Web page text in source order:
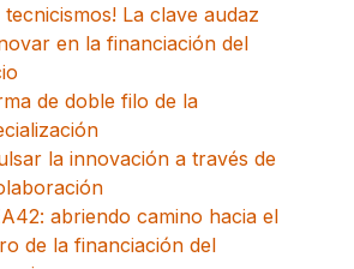
tecnicismos! La clave audaz
en la financiación del
de doble filo de la
la innovación a través de
abriendo camino hacia el
de la financiación del